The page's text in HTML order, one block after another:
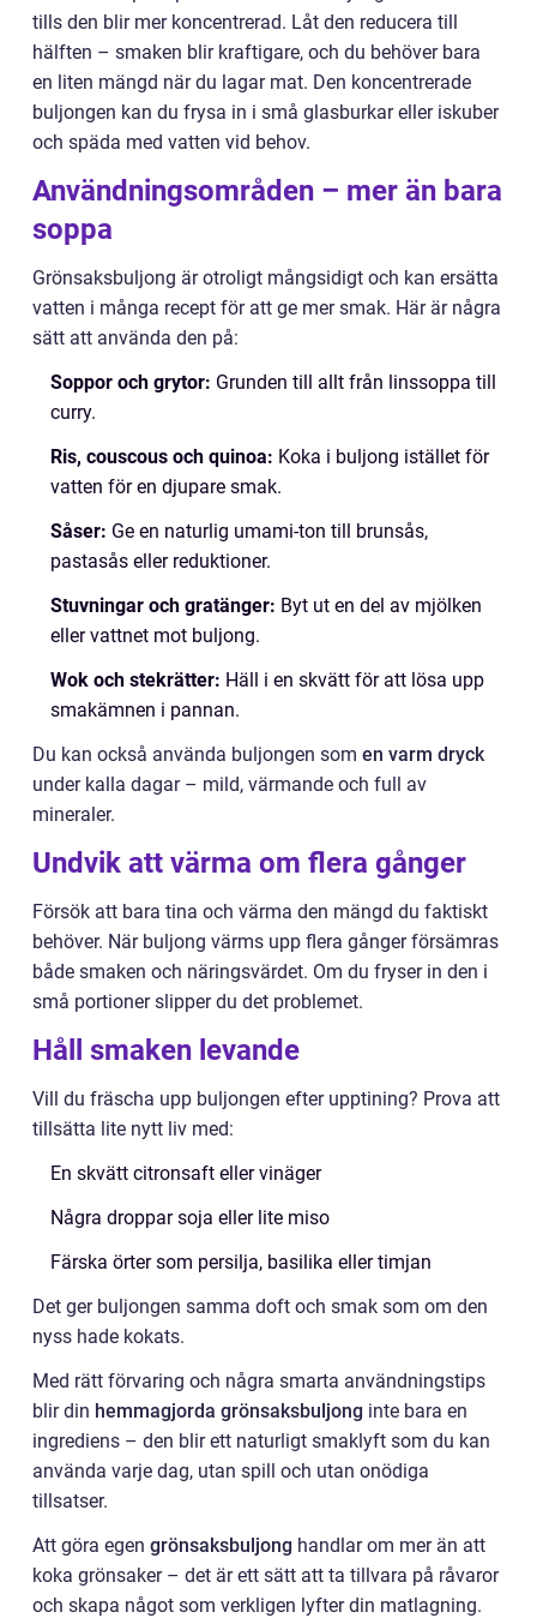
tills den blir mer koncentrerad. Låt den reducera till
hälften – smaken blir kraftigare, och du behöver bara
en liten mängd när du lagar mat. Den koncentrerade
buljongen kan du frysa in i små glasburkar eller iskuber
och späda med vatten vid behov.
Användningsområden – mer än bara
soppa
Grönsaksbuljong är otroligt mångsidigt och kan ersätta
vatten i många recept för att ge mer smak. Här är några
sätt att använda den på:
Soppor och grytor: Grunden till allt från linssoppa till
curry.
Ris, couscous och quinoa: Koka i buljong istället för
vatten för en djupare smak.
Såser: Ge en naturlig umami-ton till brunsås,
pastasås eller reduktioner.
Stuvningar och gratänger: Byt ut en del av mjölken
eller vattnet mot buljong.
Wok och stekrätter: Häll i en skvätt för att lösa upp
smakämnen i pannan.
Du kan också använda buljongen som en varm dryck
under kalla dagar – mild, värmande och full av
mineraler.
Undvik att värma om flera gånger
Försök att bara tina och värma den mängd du faktiskt
behöver. När buljong värms upp flera gånger försämras
både smaken och näringsvärdet. Om du fryser in den i
små portioner slipper du det problemet.
Håll smaken levande
Vill du fräscha upp buljongen efter upptining? Prova att
tillsätta lite nytt liv med:
En skvätt citronsaft eller vinäger
Några droppar soja eller lite miso
Färska örter som persilja, basilika eller timjan
Det ger buljongen samma doft och smak som om den
nyss hade kokats.
Med rätt förvaring och några smarta användningstips
blir din hemmagjorda grönsaksbuljong inte bara en
ingrediens – den blir ett naturligt smaklyft som du kan
använda varje dag, utan spill och utan onödiga
tillsatser.
Att göra egen grönsaksbuljong handlar om mer än att
koka grönsaker – det är ett sätt att ta tillvara på råvaror
och skapa något som verkligen lyfter din matlagning.